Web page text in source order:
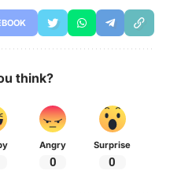
think?
Angry
0
Surprise
0